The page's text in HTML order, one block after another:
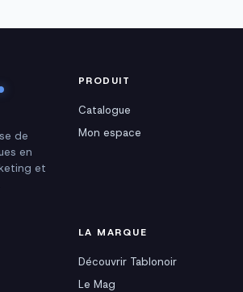
de
en
et
PRODUIT
Catalogue
Mon espace
LA MARQUE
Découvrir Tablonoir
Le Mag